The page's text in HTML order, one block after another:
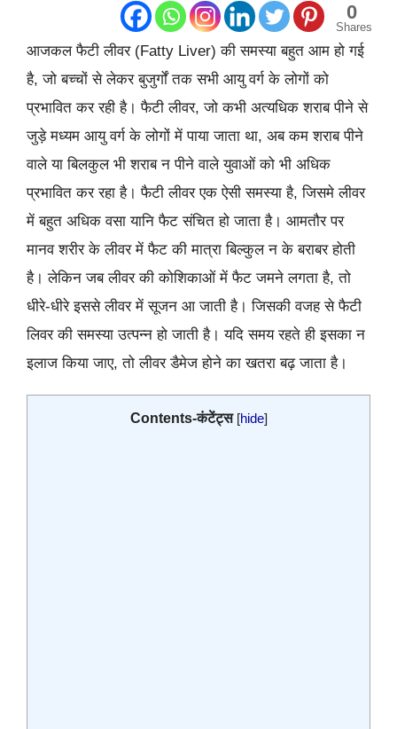
0
Shares
आजकल फैटी लीवर (Fatty Liver) की समस्या बहुत आम हो गई
है, जो बच्चों से लेकर बुजुर्गों तक सभी आयु वर्ग के लोगों को
प्रभावित कर रही है। फैटी लीवर, जो कभी अत्यधिक शराब पीने से
जुड़े मध्यम आयु वर्ग के लोगों में पाया जाता था, अब कम शराब पीने
वाले या बिलकुल भी शराब न पीने वाले युवाओं को भी अधिक
प्रभावित कर रहा है। फैटी लीवर एक ऐसी समस्या है, जिसमे लीवर
में बहुत अधिक वसा यानि फैट संचित हो जाता है। आमतौर पर
मानव शरीर के लीवर में फैट की मात्रा बिल्कुल न के बराबर होती
है। लेकिन जब लीवर की कोशिकाओं में फैट जमने लगता है, तो
धीरे-धीरे इससे लीवर में सूजन आ जाती है। जिसकी वजह से फैटी
लिवर की समस्या उत्पन्न हो जाती है। यदि समय रहते ही इसका न
इलाज किया जाए, तो लीवर डैमेज होने का खतरा बढ़ जाता है।
Contents-कंटेंट्स [hide]